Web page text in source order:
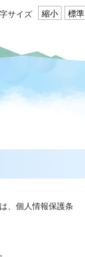
サイズ 縮小 標準
、個人情報保護条